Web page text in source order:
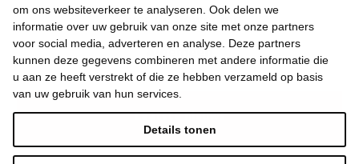
om ons websiteverkeer te analyseren. Ook delen we
informatie over uw gebruik van onze site met onze partners
voor social media, adverteren en analyse. Deze partners
kunnen deze gegevens combineren met andere informatie die
u aan ze heeft verstrekt of die ze hebben verzameld op basis
van uw gebruik van hun services.
Details tonen
Over de beweging
Algemeen
Laatste nieuws